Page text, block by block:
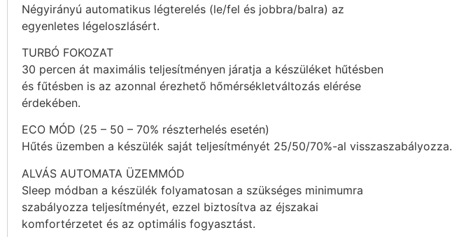
Négyirányú automatikus légterelés (le/fel és jobbra/balra) az
egyenletes légeloszlásért.
TURBÓ FOKOZAT
30 percen át maximális teljesítményen járatja a készüléket hűtésben
és fűtésben is az azonnal érezhető hőmérsékletváltozás elérése
érdekében.
ECO MÓD (25 – 50 – 70% részterhelés esetén)
Hűtés üzemben a készülék saját teljesítményét 25/50/70%-al visszaszabályozza.
ALVÁS AUTOMATA ÜZEMMÓD
Sleep módban a készülék folyamatosan a szükséges minimumra
szabályozza teljesítményét, ezzel biztosítva az éjszakai
komfortérzetet és az optimális fogyasztást.